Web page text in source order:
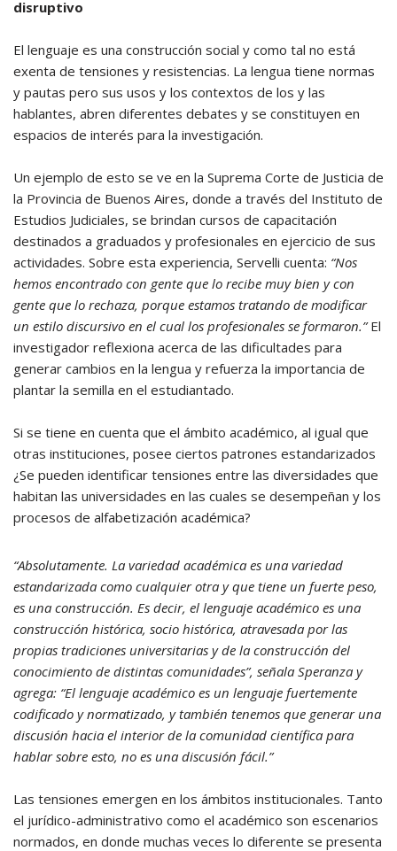
disruptivo
El lenguaje es una construcción social y como tal no está
exenta de tensiones y resistencias. La lengua tiene normas
y pautas pero sus usos y los contextos de los y las
hablantes, abren diferentes debates y se constituyen en
espacios de interés para la investigación.
Un ejemplo de esto se ve en la Suprema Corte de Justicia de
la Provincia de Buenos Aires, donde a través del Instituto de
Estudios Judiciales, se brindan cursos de capacitación
destinados a graduados y profesionales en ejercicio de sus
actividades. Sobre esta experiencia, Servelli cuenta: “Nos
hemos encontrado con gente que lo recibe muy bien y con
gente que lo rechaza, porque estamos tratando de modificar
un estilo discursivo en el cual los profesionales se formaron.”El
investigador reflexiona acerca de las dificultades para
generar cambios en la lengua y refuerza la importancia de
plantar la semilla en el estudiantado.
Si se tiene en cuenta que el ámbito académico, al igual que
otras instituciones, posee ciertos patrones estandarizados
¿Se pueden identificar tensiones entre las diversidades que
habitan las universidades en las cuales se desempeñan y los
procesos de alfabetización académica?
“Absolutamente. La variedad académica es una variedad
estandarizada como cualquier otra y que tiene un fuerte peso,
es una construcción. Es decir, el lenguaje académico es una
construcción histórica, socio histórica, atravesada por las
propias tradiciones universitarias y de la construcción del
conocimiento de distintas comunidades”, señala Speranza y
agrega: “El lenguaje académico es un lenguaje fuertemente
codificado y normatizado, y también tenemos que generar una
discusión hacia el interior de la comunidad científica para
hablar sobre esto, no es una discusión fácil.”
Las tensiones emergen en los ámbitos institucionales. Tanto
el jurídico-administrativo como el académico son escenarios
normados, en donde muchas veces lo diferente se presenta